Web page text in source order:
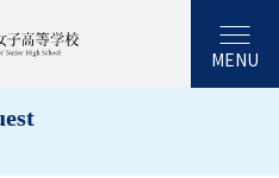
MENU